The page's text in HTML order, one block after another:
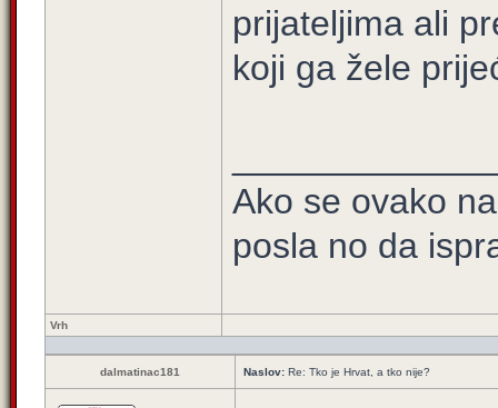
prijateljima ali
koji ga žele
Ako se ovako
posla no da
Vrh
dalmatinac181 Naslov: Re: Tko je Hrvat, a tko nije?